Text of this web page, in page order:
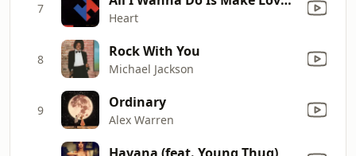
7
Heart
8 Rock With You
Michael Jackson
9 Ordinary
Alex Warren
Havana (feat. Young Thug)